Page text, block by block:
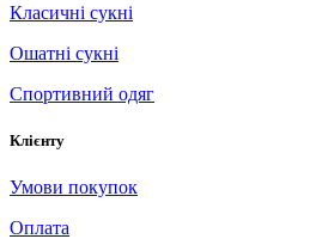
Класичні сукні
Ошатні сукні
Спортивний одяг
Клієнту
Умови покупок
Оплата